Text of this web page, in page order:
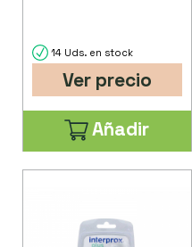
14 Uds. en stock
Ver precio
Añadir